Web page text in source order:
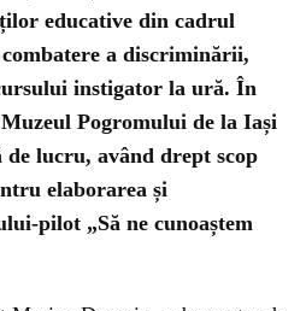
educative din cadrul
a discriminării,
instigator la ură. În
Pogromului de la Iași
de lucru, având drept scop
elaborarea și
pilot „Să ne cunoaștem